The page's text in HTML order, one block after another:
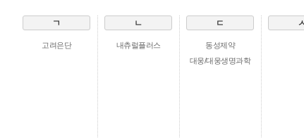
ㄱ
고려은단
ㄴ
내츄럴플러스
ㄷ
동성제약
대웅/대웅생명과학